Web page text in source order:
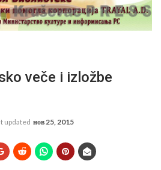
veče i izložbe
updated нов 25, 2015